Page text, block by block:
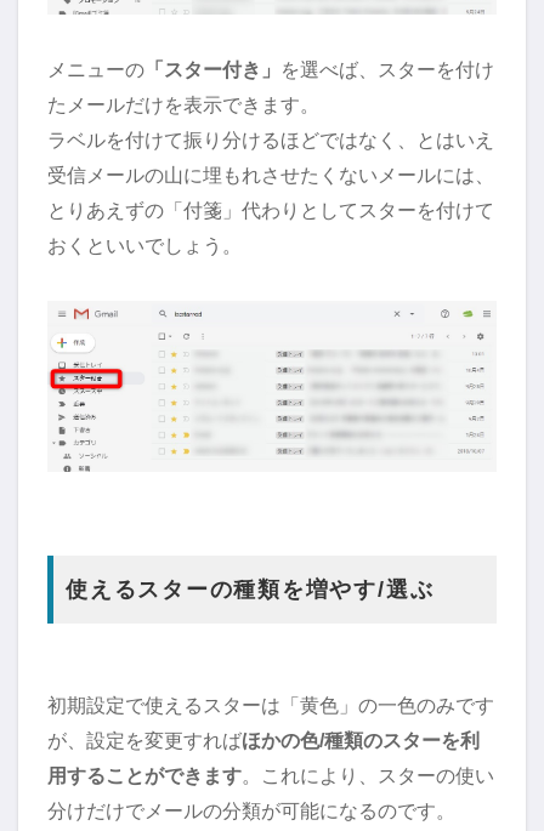
メニューの 「スター付き」
を選べば、スターを付け
たメールだけを表示できます。
ラベルを付けて振り分けるほどではなく、とはいえ
受信メールの山に埋もれさせたくないメールには、
とりあえずの「付箋」代わりとしてスターを付けて
おくといいでしょう。
使えるスターの種類を増やす/選ぶ
初期設定で使えるスターは「黄色」の一色のみです
が、設定を変更すればほかの色/種類のスターを利
用することができます。これにより、スターの使い
分けだけでメールの分類が可能になるのです。